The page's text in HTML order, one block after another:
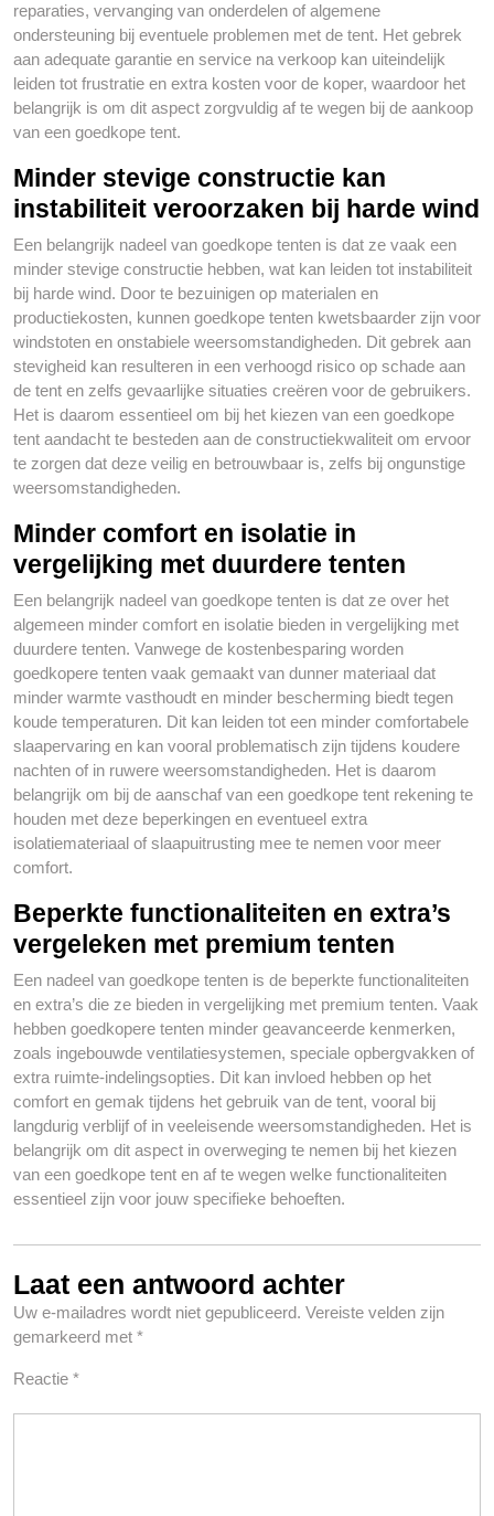
reparaties, vervanging van onderdelen of algemene
ondersteuning bij eventuele problemen met de tent. Het gebrek
aan adequate garantie en service na verkoop kan uiteindelijk
leiden tot frustratie en extra kosten voor de koper, waardoor het
belangrijk is om dit aspect zorgvuldig af te wegen bij de aankoop
van een goedkope tent.
Minder stevige constructie kan
instabiliteit veroorzaken bij harde wind
Een belangrijk nadeel van goedkope tenten is dat ze vaak een
minder stevige constructie hebben, wat kan leiden tot instabiliteit
bij harde wind. Door te bezuinigen op materialen en
productiekosten, kunnen goedkope tenten kwetsbaarder zijn voor
windstoten en onstabiele weersomstandigheden. Dit gebrek aan
stevigheid kan resulteren in een verhoogd risico op schade aan
de tent en zelfs gevaarlijke situaties creëren voor de gebruikers.
Het is daarom essentieel om bij het kiezen van een goedkope
tent aandacht te besteden aan de constructiekwaliteit om ervoor
te zorgen dat deze veilig en betrouwbaar is, zelfs bij ongunstige
weersomstandigheden.
Minder comfort en isolatie in
vergelijking met duurdere tenten
Een belangrijk nadeel van goedkope tenten is dat ze over het
algemeen minder comfort en isolatie bieden in vergelijking met
duurdere tenten. Vanwege de kostenbesparing worden
goedkopere tenten vaak gemaakt van dunner materiaal dat
minder warmte vasthoudt en minder bescherming biedt tegen
koude temperaturen. Dit kan leiden tot een minder comfortabele
slaapervaring en kan vooral problematisch zijn tijdens koudere
nachten of in ruwere weersomstandigheden. Het is daarom
belangrijk om bij de aanschaf van een goedkope tent rekening te
houden met deze beperkingen en eventueel extra
isolatiemateriaal of slaapuitrusting mee te nemen voor meer
comfort.
Beperkte functionaliteiten en extra’s
vergeleken met premium tenten
Een nadeel van goedkope tenten is de beperkte functionaliteiten
en extra’s die ze bieden in vergelijking met premium tenten. Vaak
hebben goedkopere tenten minder geavanceerde kenmerken,
zoals ingebouwde ventilatiesystemen, speciale opbergvakken of
extra ruimte-indelingsopties. Dit kan invloed hebben op het
comfort en gemak tijdens het gebruik van de tent, vooral bij
langdurig verblijf of in veeleisende weersomstandigheden. Het is
belangrijk om dit aspect in overweging te nemen bij het kiezen
van een goedkope tent en af te wegen welke functionaliteiten
essentieel zijn voor jouw specifieke behoeften.
Laat een antwoord achter
Uw e-mailadres wordt niet gepubliceerd. Vereiste velden zijn
gemarkeerd met *
Reactie *